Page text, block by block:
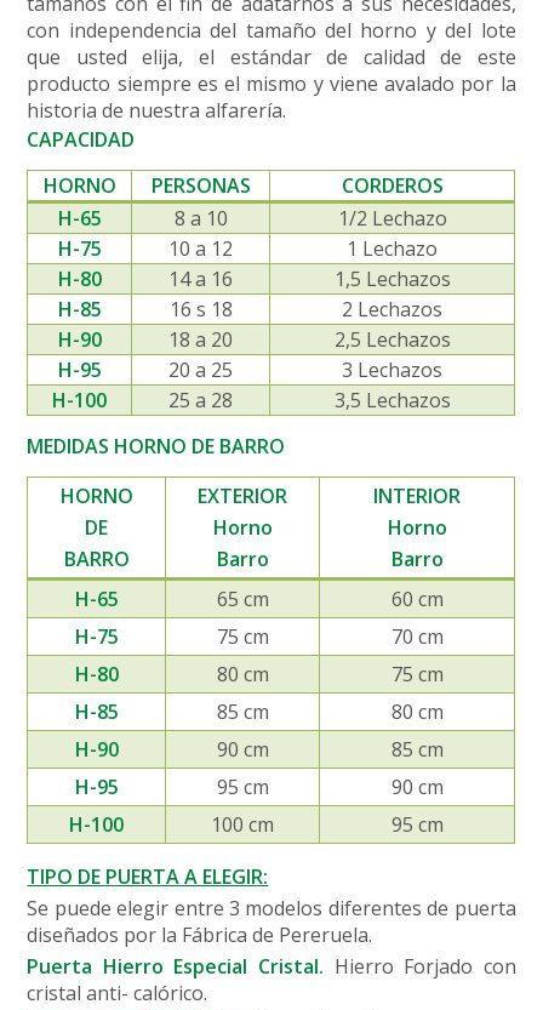
con independencia del tamaño del horno y del lote
que usted elija, el estándar de calidad de este
producto siempre es el mismo y viene avalado por la
historia de nuestra alfarería.
CAPACIDAD
HORNO
PERSONAS
CORDEROS
H-65
8 a 10
1/2 Lechazo
H-75
10 a 12
1 Lechazo
H-80
14 a 16
1,5 Lechazos
H-85
16 s 18
2 Lechazos
H-90
18 a 20
2,5 Lechazos
H-95
20 a 25
3 Lechazos
H-100
25 a 28
3,5 Lechazos
MEDIDAS HORNO DE BARRO
HORNO
DE
BARRO
EXTERIOR
Horno
Barro
INTERIOR
Horno
Barro
H-65
65 cm
60 cm
H-75
75 cm
70 cm
H-80
80 cm
75 cm
H-85
85 cm
80 cm
H-90
90 cm
85 cm
H-95
95 cm
90 cm
H-100
100 cm
95 cm
TIPO DE PUERTA A ELEGIR:
Se puede elegir entre 3 modelos diferentes de puerta
diseñados por la Fábrica de Pereruela.
Puerta Hierro Especial Cristal. Hierro Forjado con
cristal anti- calórico.